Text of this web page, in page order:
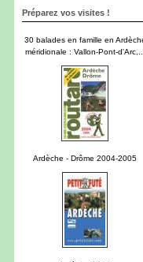
Préparez vos visites !
30 balades en famille en
méridionale : Vallon-Pont-d'Arc,...
Ardèche - Drôme 2004-2005